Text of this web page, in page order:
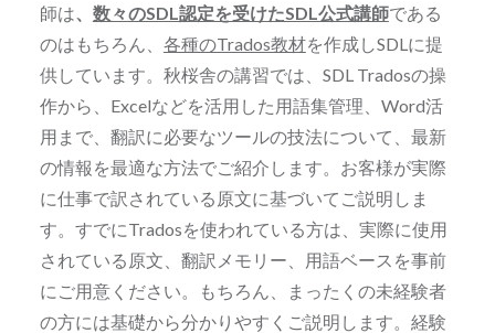
師は
数々のSDL認定を受けたSDL公式講師である
のはもちろん、 各種のTrados教材を作成しSDLに提
供しています。秋桜舎の講習では、SDL Tradosの操
作から、Excelなどを活用した用語集管理、Word活
用まで、翻訳に必要なツールの技法について、最新
の情報を最適な方法でご紹介します。お客様が実際
に仕事で訳されている原文に基づいてご説明しま
す。すでにTradosを使われている方は、実際に使用
されている原文、翻訳メモリー、用語ベースを事前
にご用意ください。もちろん、まったくの未経験者
の方には基礎から分かりやすくご説明します。経験